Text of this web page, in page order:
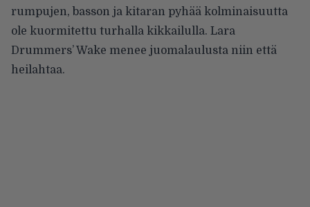
rumpujen, basson ja kitaran pyhää kolminaisuutta
ole kuormitettu turhalla kikkailulla. Lara
Drummers’ Wake menee juomalaulusta niin että
heilahtaa.